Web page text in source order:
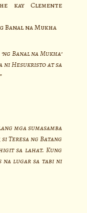
kay Clemente
Banal na Mukha
Banal na Mukha’
ni Hesukristo at sa
mga sumasamba
Teresa ng Batang
sa lahat. Kung
na lugar sa tabi ni